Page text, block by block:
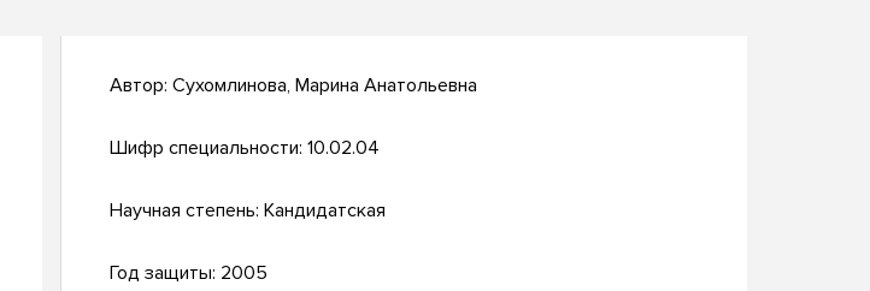
Автор: Сухомлинова, Марина Анатольевна
Шифр специальности: 10.02.04
Научная степень: Кандидатская
Год защиты: 2005